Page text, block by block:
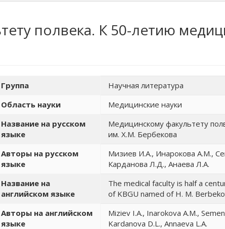
полвека. К 50-летию
Группа
Научная литература
Область науки
Медицинские науки
Название на русском
языке
Медицинскому факультету
им. Х.М. Бербекова
Авторы на русском
языке
Мизиев И.А., Инарокова А.М.,
Карданова Л.Д., Анаева Л.А.
Название на
английском языке
The medical faculty is half a
of KBGU named of H. M.
Авторы на английском
языке
Miziev I.A., Inarokova A.M.,
Kardanova D.L., Annaeva L.A.